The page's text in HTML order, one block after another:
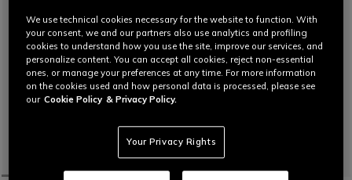
We use technical cookies necessary for the website to function. With
your consent, we and our partners also use analytics and profiling
cookies to understand how you use the site, improve our services, and
personalize content. You can accept all cookies, reject non-essential
ones, or manage your preferences at any time. For more information
on the cookies used and how personal data is processed, please see
our Cookie Policy & Privacy Policy.
Your Privacy Rights